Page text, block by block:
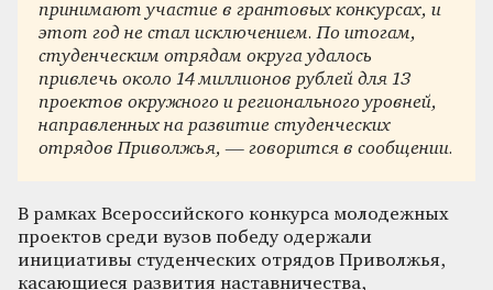
принимают участие в грантовых конкурсах, и
этот год не стал исключением. По итогам,
студенческим отрядам округа удалось
привлечь около 14 миллионов рублей для 13
проектов окружного и регионального уровней,
направленных на развитие студенческих
отрядов Приволжья, — говорится в сообщении.
В рамках Всероссийского конкурса молодежных
проектов среди вузов победу одержали
инициативы студенческих отрядов Приволжья,
касающиеся развития наставничества,